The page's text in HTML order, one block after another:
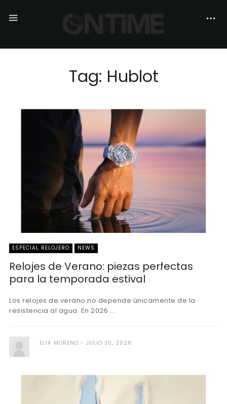
Tag: Hublot
ESPECIAL RELOJERO NEWS
Relojes de Verano: piezas perfectas
para la temporada estival
Los relojes de verano no depende únicamente de la
resistencia al agua. En 2026 ...
ELIA MORENO JULIO 30, 2026